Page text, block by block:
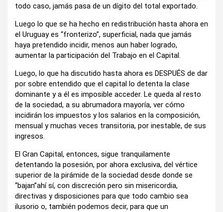
todo caso, jamás pasa de un dígito del total exportado.
Luego lo que se ha hecho en redistribución hasta ahora en
el Uruguay es “fronterizo”, superficial, nada que jamás
haya pretendido incidir, menos aun haber logrado,
aumentar la participación del Trabajo en el Capital.
Luego, lo que ha discutido hasta ahora es DESPUÉS de dar
por sobre entendido que el capital lo detenta la clase
dominante y a él es imposible acceder. Le queda al resto
de la sociedad, a su abrumadora mayoría, ver cómo
incidirán los impuestos y los salarios en la composición,
mensual y muchas veces transitoria, por inestable, de sus
ingresos.
El Gran Capital, entonces, sigue tranquilamente
detentando la posesión, por ahora exclusiva, del vértice
superior de la pirámide de la sociedad desde donde se
“bajan”ahí sí, con discreción pero sin misericordia,
directivas y disposiciones para que todo cambio sea
ilusorio o, también podemos decir, para que un